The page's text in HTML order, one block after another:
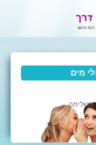
מים
משלימה